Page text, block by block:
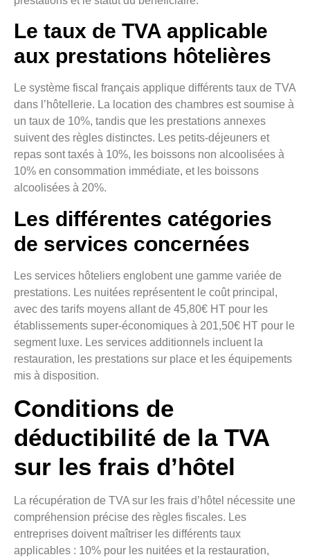
Le taux de TVA applicable
aux prestations hôtelières
Le système fiscal français applique différents taux de TVA
dans l’hôtellerie. La location des chambres est soumise à
un taux de 10%, tandis que les prestations annexes
suivent des règles distinctes. Les petits-déjeuners et
repas sont taxés à 10%, les boissons non alcoolisées à
10% en consommation immédiate, et les boissons
alcoolisées à 20%.
Les différentes catégories
de services concernées
Les services hôteliers englobent une gamme variée de
prestations. Les nuitées représentent le coût principal,
avec des tarifs moyens allant de 45,80€ HT pour les
établissements super-économiques à 201,50€ HT pour le
segment luxe. Les services additionnels incluent la
restauration, les prestations sur place et les équipements
mis à disposition.
Conditions de
déductibilité de la TVA
sur les frais d’hôtel
La récupération de TVA sur les frais d’hôtel nécessite une
compréhension précise des règles fiscales. Les
entreprises doivent maîtriser les différents taux
applicables : 10% pour les nuitées et la restauration,